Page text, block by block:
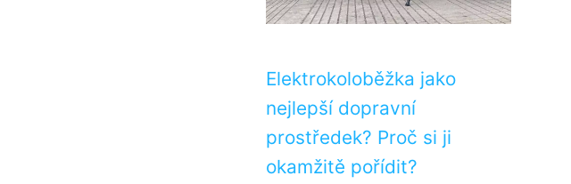
Elektrokoloběžka jako
nejlepší dopravní
prostředek? Proč si ji
okamžitě pořídit?